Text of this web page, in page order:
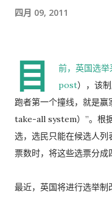
四月 09, 2011
目 前，英国选
post），该
跑者第一个撞线，就是
take-all system）”。根
选，选民只能在候选人
票数时，将这些选票分成
最近，英国将进行选举制